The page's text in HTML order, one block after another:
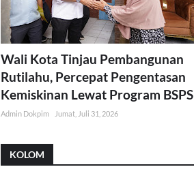
Wali Kota Tinjau Pembangunan
Rutilahu, Percepat Pengentasan
Kemiskinan Lewat Program BSPS
Admin Dokpim Jumat, Juli 31, 2026
KOLOM